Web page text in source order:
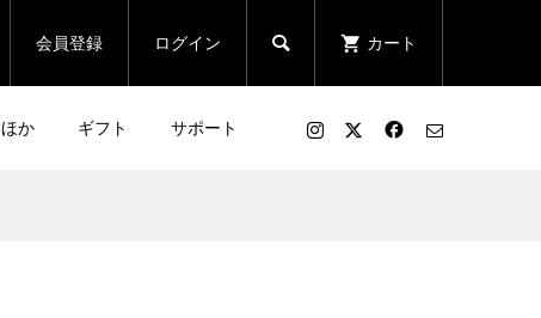
会員登録 ログイン  カート
ほか ギフト サポート